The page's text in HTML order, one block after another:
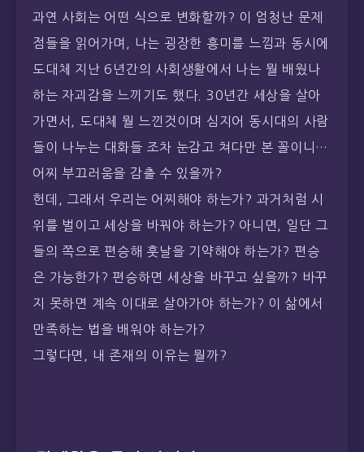
과연 사회는 어떤 식으로 변화할까? 이 엄청난 문제
점들을 읽어가며, 나는 굉장한 흥미를 느낌과 동시에
도대체 지난 6년간의 사회생활에서 나는 뭘 배웠나
하는 자괴감을 느끼기도 했다. 30년간 세상을 살아
가면서, 도대체 뭘 느낀것이며 심지어 동시대의 사람
들이 나누는 대화들 조차 눈감고 쳐다만 본 꼴이니…
어찌 부끄러움을 감출 수 있을까?
헌데, 그래서 우리는 어찌해야 하는가? 과거처럼 시
위를 벌이고 세상을 바꿔야 하는가? 아니면, 일단 그
들의 쪽으로 편승해 훗날을 기약해야 하는가? 편승
은 가능한가? 편승하면 세상을 바꾸고 싶을까? 바꾸
지 못하면 계속 이대로 살아가야 하는가? 이 삶에서
만족하는 법을 배워야 하는가?
그렇다면, 내 존재의 이유는 뭘까?